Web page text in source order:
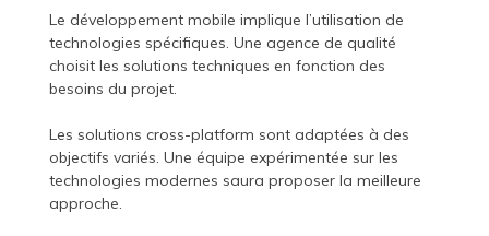
Le développement mobile implique l’utilisation de
technologies spécifiques. Une agence de qualité
choisit les solutions techniques en fonction des
besoins du projet.
Les solutions cross-platform sont adaptées à des
objectifs variés. Une équipe expérimentée sur les
technologies modernes saura proposer la meilleure
approche.